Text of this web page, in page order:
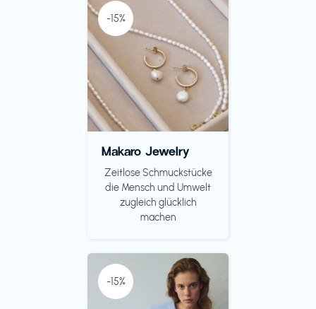
-15%
Makaro Jewelry
Zeitlose Schmuckstücke
die Mensch und Umwelt
zugleich glücklich
machen
-15%